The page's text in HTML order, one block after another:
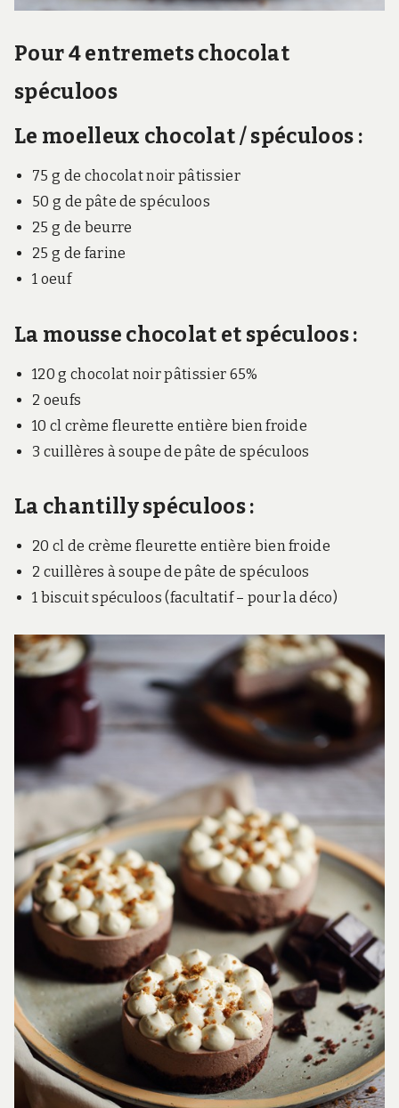
Pour 4 entremets chocolat
spéculoos
Le moelleux chocolat / spéculoos :
75 g de chocolat noir pâtissier
50 g de pâte de spéculoos
25 g de beurre
25 g de farine
1 oeuf
La mousse chocolat et spéculoos :
120g chocolat noir pâtissier 65%
2 oeufs
10 cl crème fleurette entière bien froide
3 cuillères à soupe de pâte de spéculoos
La chantilly spéculoos :
20 cl de crème fleurette entière bien froide
2 cuillères à soupe de pâte de spéculoos
1 biscuit spéculoos (facultatif – pour la déco)